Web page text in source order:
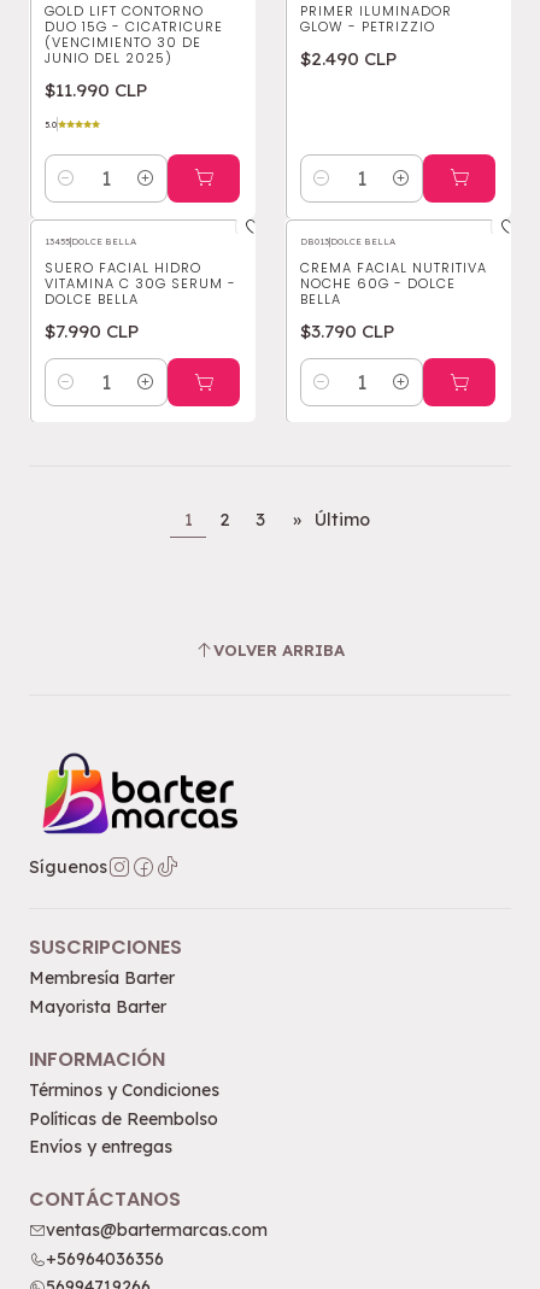
GOLD LIFT CONTORNO
DUO 15G - CICATRICURE
(VENCIMIENTO 30 DE
JUNIO DEL 2025)
$11.990 CLP
5.0
Cantidad
PRIMER ILUMINADOR
GLOW - PETRIZZIO
$2.490 CLP
Cantidad
13455|DOLCE BELLA
SUERO FACIAL HIDRO
VITAMINA C 30G SERUM -
DOLCE BELLA
$7.990 CLP
Cantidad
DB013|DOLCE BELLA
CREMA FACIAL NUTRITIVA
NOCHE 60G - DOLCE
BELLA
$3.790 CLP
Cantidad
1 2 3 » Último
VOLVER ARRIBA
Síguenos
SUSCRIPCIONES
Membresía Barter
Mayorista Barter
INFORMACIÓN
Términos y Condiciones
Políticas de Reembolso
Envíos y entregas
CONTÁCTANOS
ventas@bartermarcas.com
+56964036356